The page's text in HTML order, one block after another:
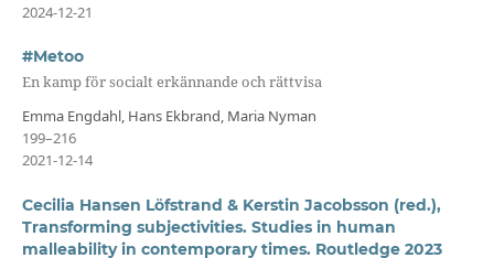
2024-12-21
#Metoo
En kamp för socialt erkännande och rättvisa
Emma Engdahl, Hans Ekbrand, Maria Nyman
199–216
2021-12-14
Cecilia Hansen Löfstrand & Kerstin Jacobsson (red.),
Transforming subjectivities. Studies in human
malleability in contemporary times. Routledge 2023